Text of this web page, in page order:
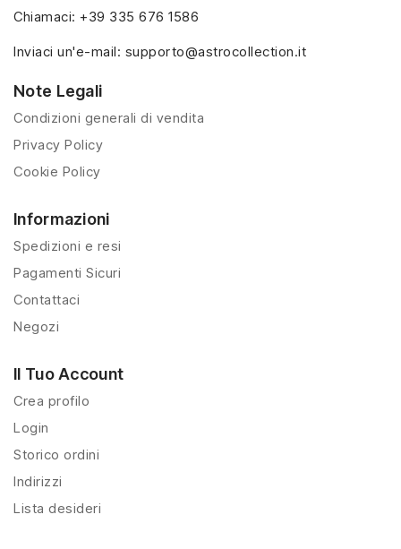
Chiamaci: +39 335 676 1586
Inviaci un'e-mail: supporto@astrocollection.it
Note Legali
Condizioni generali di vendita
Privacy Policy
Cookie Policy
Informazioni
Spedizioni e resi
Pagamenti Sicuri
Contattaci
Negozi
Il Tuo Account
Crea profilo
Login
Storico ordini
Indirizzi
Lista desideri